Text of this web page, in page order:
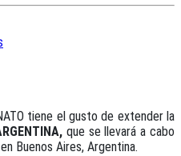
tiene el gusto de extender la
que se llevará a cabo
en Buenos Aires, Argentina.